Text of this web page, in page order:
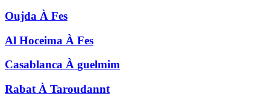
Oujda À Fes
Al Hoceima À Fes
Casablanca À guelmim
Rabat À Taroudannt